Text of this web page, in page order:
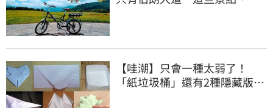
【哇潮】只會一種太弱了！
「紙垃圾桶」還有2種隱藏版摺